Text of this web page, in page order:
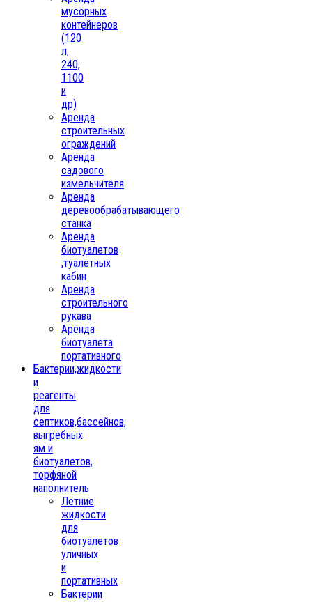
мусорных
контейнеров
(120
л,
240,
1100
и
др)
Аренда
строительных
ограждений
Аренда
садового
измельчителя
Аренда
деревообрабатывающего
станка
Аренда
биотуалетов
,туалетных
кабин
Аренда
строительного
рукава
Аренда
биотуалета
портативного
Бактерии,жидкости
и
реагенты
для
септиков,бассейнов,
выгребных
ям и
биотуалетов,
торфяной
наполнитель
Летние
жидкости
для
биотуалетов
уличных
и
портативных
Бактерии